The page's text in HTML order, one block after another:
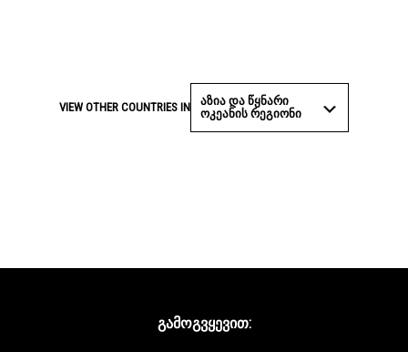
VIEW OTHER COUNTRIES IN
ᲐᲖᲘᲐ ᲓᲐ ᲬᲧᲜᲐᲠᲘ
ᲝᲙᲔᲐᲜᲘᲡ ᲠᲔᲒᲘᲝᲜᲘ
ᲒᲐᲛᲝᲒᲕᲧᲔᲕᲘᲗ: